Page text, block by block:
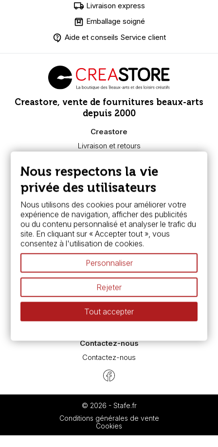
Livraison express
Emballage soigné
Aide et conseils Service client
Creastore, vente de fournitures beaux-arts
depuis 2000
Creastore
Livraison et retours
Paiement sécurisé
FAQ
Boutique à Angers
Services
Carte fidélité & avantages
Chèque cadeau, bon cadeaux
Devis & bon de commande
Pass culture - mode d'emploi
Nos promotions en cours
Espace conseils
L’aquarelle en tubes ou en godets ?
Le vocabulaire technique de l’aquarelle
Différence entre peinture Fine et Extra-fine
Préparer une toile pour peinture à l'huile et acrylique
Contactez-nous
Contactez-nous
© 2026 - Stafe.fr
Conditions générales de vente
Cookies
Nous respectons la vie
privée des utilisateurs
Nous utilisons des cookies pour améliorer votre
expérience de navigation, afficher des publicités
ou du contenu personnalisé et analyser le trafic du
site. En cliquant sur « Accepter tout », vous
consentez à l'utilisation de cookies.
Personnaliser
Rejeter
Tout accepter